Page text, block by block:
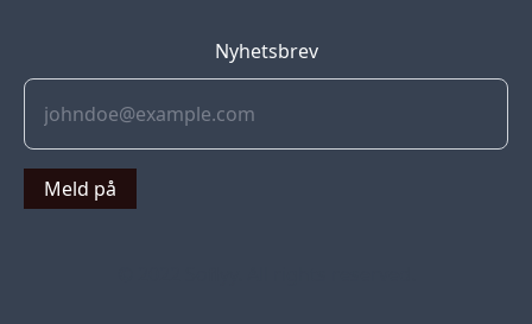
Nyhetsbrev
Meld på